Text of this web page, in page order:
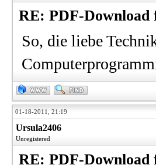
RE: PDF-Download
So, die liebe
01-18-2011, 21:19
Ursula2406
Unregistered
RE: PDF-Download